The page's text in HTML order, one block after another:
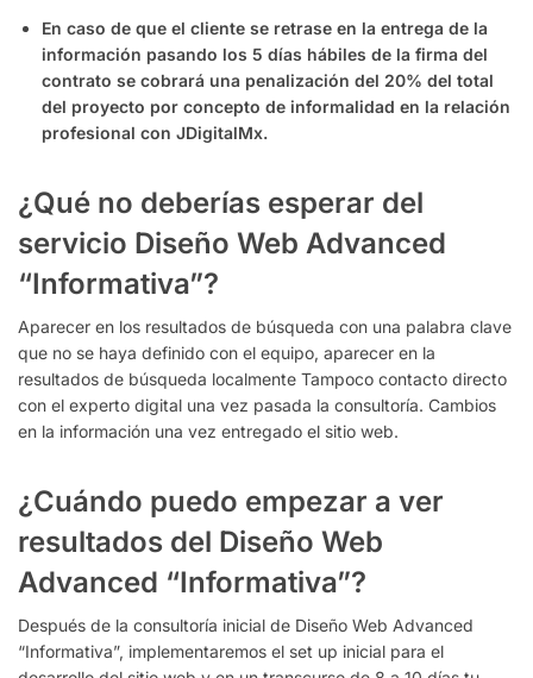
En caso de que el cliente se retrase en la entrega de la
información pasando los 5 días hábiles de la firma del
contrato se cobrará una penalización del 20% del total
del proyecto por concepto de informalidad en la relación
profesional con JDigitalMx.
¿Qué no deberías esperar del
servicio Diseño Web Advanced
“Informativa”?
Aparecer en los resultados de búsqueda con una palabra clave
que no se haya definido con el equipo, aparecer en la
resultados de búsqueda localmente Tampoco contacto directo
con el experto digital una vez pasada la consultoría. Cambios
en la información una vez entregado el sitio web.
¿Cuándo puedo empezar a ver
resultados del Diseño Web
Advanced “Informativa”?
Después de la consultoría inicial de Diseño Web Advanced
“Informativa”, implementaremos el set up inicial para el